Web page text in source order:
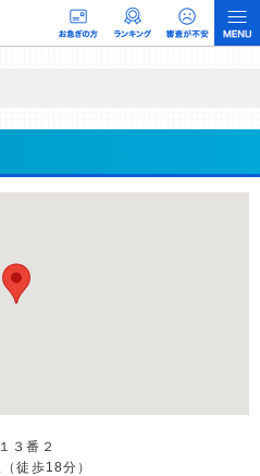
集部の調査／ユーザーへの口コミ収集な
行っています。
３番２
徒歩18分）